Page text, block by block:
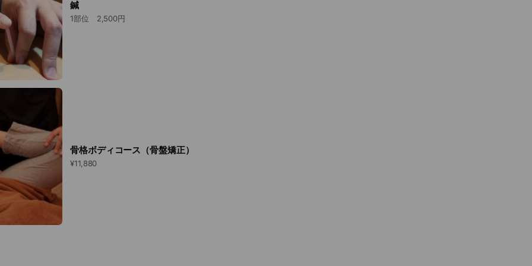
鍼
1部位 2,500円
骨格ボディコース（骨盤矯正）
¥11,880